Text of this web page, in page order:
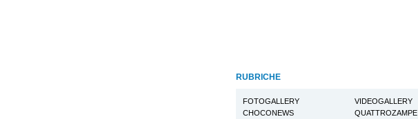
RUBRICHE
FOTOGALLERY VIDEOGALLERY
CHOCONEWS
QUATTROZAMPE